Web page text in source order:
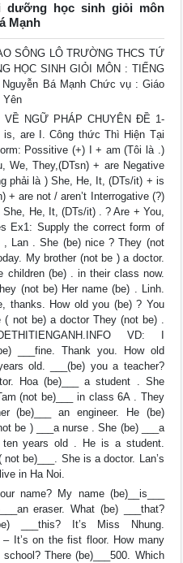
dưỡng học sinh giỏi môn
Mạnh
SÔNG LÔ TRƯỜNG THCS TỨ
HỌC SINH GIỎI MÔN : TIẾNG
Bá Mạnh Chức vụ : Giáo
VỀ NGỮ PHÁP CHUYÊN ĐỀ 1-
are I. Công thức Thì Hiện Tại
Possitive (+) I + am (Tôi là .)
They,(DTsn) + are Negative
phải là ) She, He, It, (DTs/it) + is
+ are not / aren’t Interrogative (?)
He, It, (DTs/it) . ? Are + You,
Ex1: Supply the correct form of
Lan . She (be) nice ? They (not
My brother (not be ) a doctor.
children (be) . in their class now.
(not be) Her name (be) . Linh.
thanks. How old you (be) ? You
( not be) a doctor They (not be) .
VD: I
___fine. Thank you. How old
old. ___(be) you a teacher?
Hoa (be)___ a student . She
(not be)___ in class 6A . They
(be)___ an engineer. He (be)
be ) ___a nurse . She (be) ___a
ten years old . He is a student.
not be)___. She is a doctor. Lan’s
in Ha Noi.
name? My name (be)__is___
eraser. What (be) ___that?
___this? It’s Miss Nhung.
– It’s on the fist floor. How many
There (be)___500. Which